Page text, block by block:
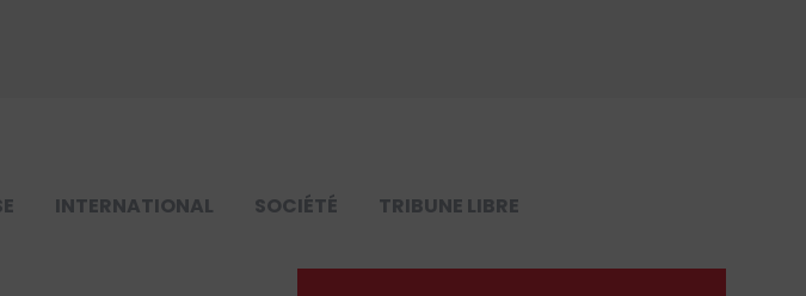
INTERNATIONAL SOCIÉTÉ TRIBUNE LIBRE